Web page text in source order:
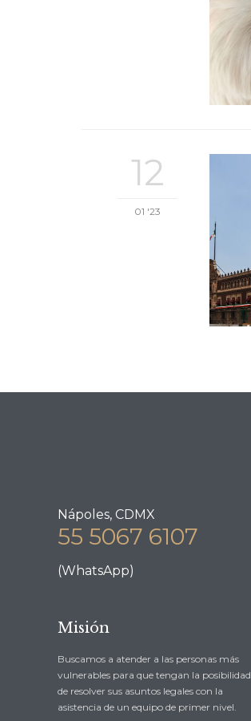
12
01 '23
Nápoles, CDMX
55 5067 6107
(WhatsApp)
Misión
Buscamos a atender a las personas más
vulnerables para que tengan la posibilidad
de resolver sus asuntos legales con la
asistencia de un equipo de primer nivel.